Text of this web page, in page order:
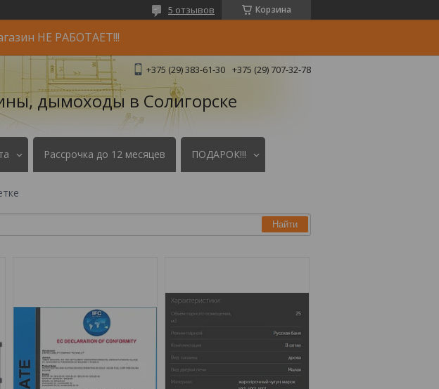
Корзина
5 отзывов
НЕ РАБОТАЕТ!!!
+375 (29) 383-61-30 +375 (29) 707-32-78
дымоходы в Солигорске
Рассрочка до 12 месяцев ПОДАРОК!!!
Найти